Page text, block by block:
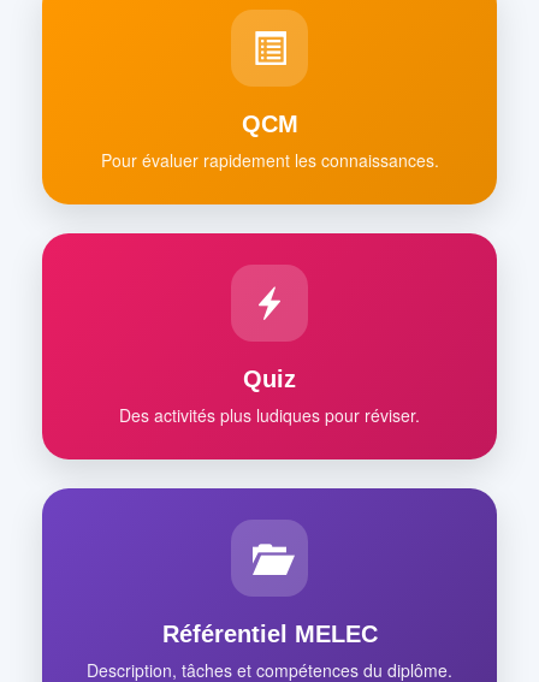
QCM
Pour évaluer rapidement les connaissances.
Quiz
Des activités plus ludiques pour réviser.
Référentiel MELEC
Description, tâches et compétences du diplôme.